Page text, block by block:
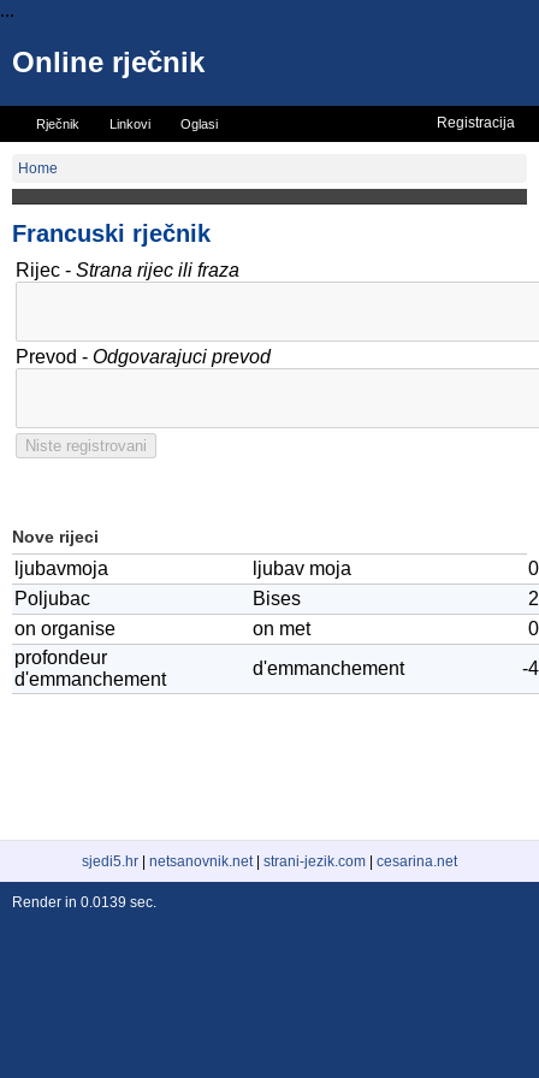
...
Online rječnik
Rječnik Linkovi Oglasi Registracija
Home
Francuski rječnik
Rijec - Strana rijec ili fraza
Prevod - Odgovarajuci prevod
Nove rijeci
ljubavmoja ljubav moja
0
Poljubac
Bises
2
on organise
on met
0
profondeur
d'emmanchement
d'emmanchement -4
sjedi5.hr netsanovnik.net| strani-jezik.com cesarina.net
Render in 0.0139 sec.